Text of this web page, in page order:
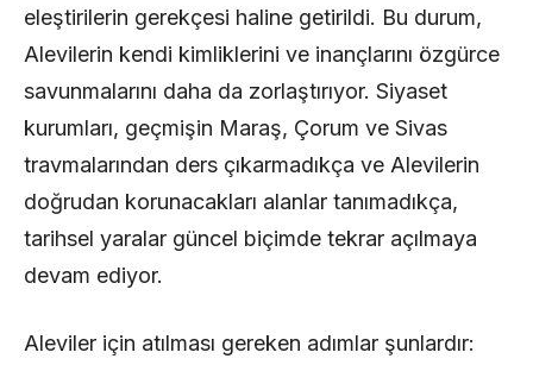
eleştirilerin gerekçesi haline getirildi. Bu durum,
Alevilerin kendi kimliklerini ve inançlarını özgürce
savunmalarını daha da zorlaştırıyor. Siyaset
kurumları, geçmişin Maraş, Çorum ve Sivas
travmalarından ders çıkarmadıkça ve Alevilerin
doğrudan korunacakları alanlar tanımadıkça,
tarihsel yaralar güncel biçimde tekrar açılmaya
devam ediyor.
Aleviler için atılması gereken adımlar şunlardır: